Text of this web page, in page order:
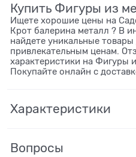
Купить Фигуры из
Ищете хорошие цены на
Крот балерина металл ? В
найдете уникальные
привлекательным ценам.
характеристики на Фигуры
Покупайте онлайн с
Характеристики
Вопросы